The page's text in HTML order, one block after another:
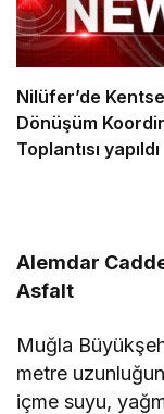
Nilüfer’de
Dönüşüm
Toplantısı yapıldı
Alemdar
Asfalt
Muğla
metre
içme suyu,